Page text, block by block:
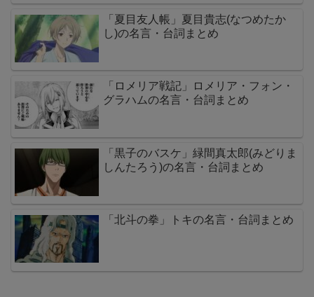
「夏目友人帳」夏目貴志(なつめたか
し)の名言・台詞まとめ
「ロメリア戦記」ロメリア・フォン・
グラハムの名言・台詞まとめ
「黒子のバスケ」緑間真太郎(みどりま
しんたろう)の名言・台詞まとめ
「北斗の拳」トキの名言・台詞まとめ